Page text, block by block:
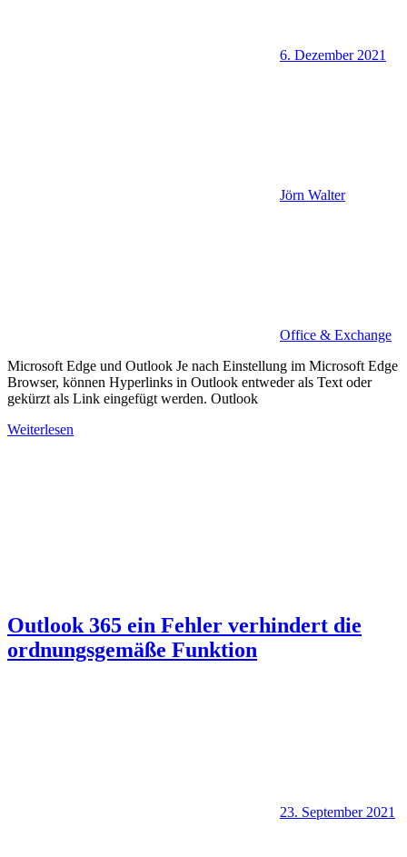
6. Dezember 2021
Jörn Walter
Office & Exchange
Microsoft Edge und Outlook Je nach Einstellung im Microsoft Edge
Browser, können Hyperlinks in Outlook entweder als Text oder
gekürzt als Link eingefügt werden. Outlook
Weiterlesen
Outlook 365 ein Fehler verhindert die
ordnungsgemäße Funktion
23. September 2021